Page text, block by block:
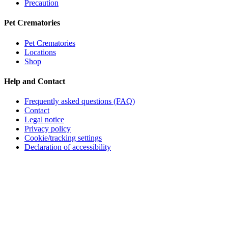
Precaution
Pet Crematories
Pet Crematories
Locations
Shop
Help and Contact
Frequently asked questions (FAQ)
Contact
Legal notice
Privacy policy
Cookie/tracking settings
Declaration of accessibility